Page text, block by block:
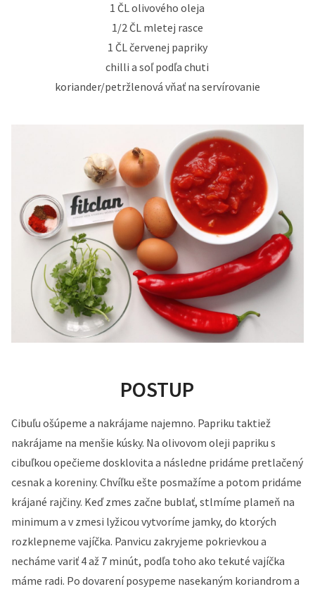
1 ČL olivového oleja
1/2 ČL mletej rasce
1 ČL červenej papriky
chilli a soľ podľa chuti
koriander/petržlenová vňať na servírovanie
POSTUP
Cibuľu ošúpeme a nakrájame najemno. Papriku taktiež
nakrájame na menšie kúsky. Na olivovom oleji papriku s
cibuľkou opečieme dosklovita a následne pridáme pretlačený
cesnak a koreniny. Chvíľku ešte posmažíme a potom pridáme
krájané rajčiny. Keď zmes začne bublať, stlmíme plameň na
minimum a v zmesi lyžicou vytvoríme jamky, do ktorých
rozklepneme vajíčka. Panvicu zakryjeme pokrievkou a
necháme variť 4 až 7 minút, podľa toho ako tekuté vajíčka
máme radi. Po dovarení posypeme nasekaným koriandrom a